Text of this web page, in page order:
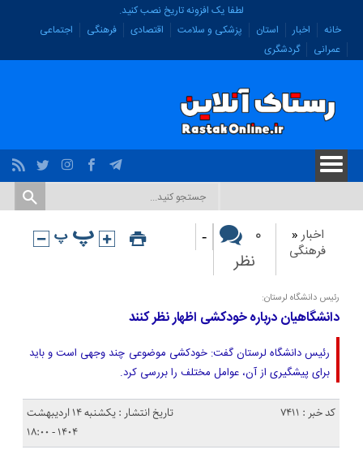
لطفا یک افزونه تاریخ نصب کنید.
خانه
اخبار استان پزشکی و سلامت اقتصادی فرهنگی
اجتماعی
عمرانی
گردشگری
اخبار«
فرهنگی
۰
نظر
-
رئیس دانشگاه لرستان:
دانشگاهیان درباره خودکشی اظهار نظر کنند
رئیس دانشگاه لرستان گفت: خودکشی موضوعی چند وجهی است و باید
برای پیشگیری از آن، عوامل مختلف را بررسی کرد.
کد خبر : 7411
تاریخ انتشار : یکشنبه ۱۴ اردیبهشت
۱۴۰۴ - ۱۸:۰۰